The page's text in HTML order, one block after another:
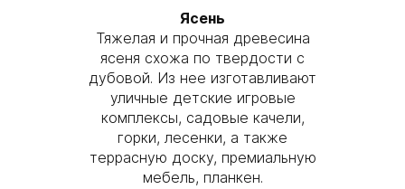
Ясень
Тяжелая и прочная древесина
ясеня схожа по твердости с
дубовой. Из нее изготавливают
уличные детские игровые
комплексы, садовые качели,
горки, лесенки, а также
террасную доску, премиальную
мебель, планкен.